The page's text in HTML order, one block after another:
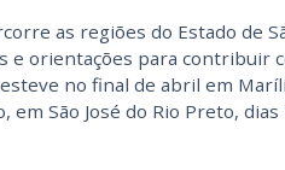
as re­giões do Estado de
e orientações para contribuir
no final de abril em
São José do Rio Preto, dias